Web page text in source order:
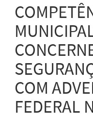
COM
FEDERAL